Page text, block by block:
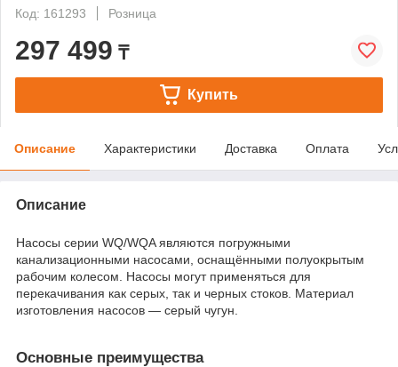
Код: 161293
Розница
297 499 ₸
Купить
Описание Характеристики Доставка Оплата
Описание
Насосы серии WQ/WQA являются погружными
канализационными насосами, оснащёнными полуокрытым
рабочим колесом. Насосы могут применяться для
перекачивания как серых, так и черных стоков. Материал
изготовления насосов — серый чугун.
Основные преимущества